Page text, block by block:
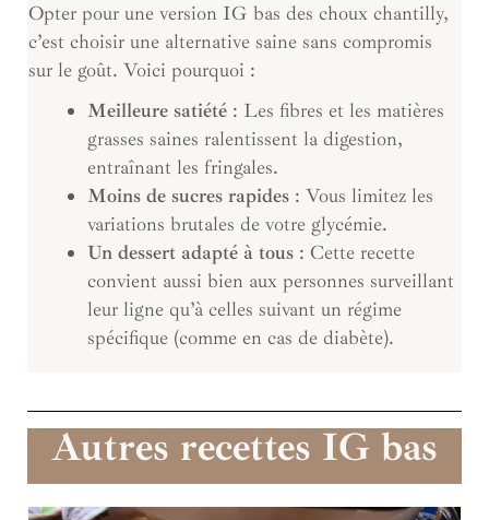
Opter pour une version IG bas des choux chantilly,
c’est choisir une alternative saine sans compromis
sur le goût. Voici pourquoi :
Meilleure satiété : Les fibres et les matières
grasses saines ralentissent la digestion,
entraînant les fringales.
Moins de sucres rapides : Vous limitez les
variations brutales de votre glycémie.
Un dessert adapté à tous : Cette recette
convient aussi bien aux personnes surveillant
leur ligne qu’à celles suivant un régime
spécifique (comme en cas de diabète).
Autres recettes IG bas